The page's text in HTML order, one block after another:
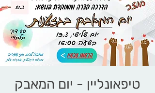
טיפאונליין - יום המאבק